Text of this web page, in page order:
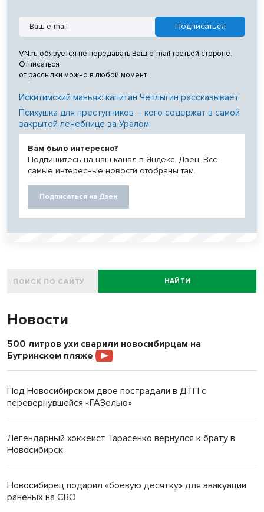
VN.ru обязуется не передавать Ваш e-mail третьей стороне.
Отписаться
от рассылки можно в любой момент
Искитимский маньяк: капитан Чеплыгин рассказывает
Психушка для преступников – кого содержат в самой
закрытой лечебнице за Уралом
Вам было интересно?
Подпишитесь на наш канал в Яндекс. Дзен. Все
самые интересные новости отобраны там.
Подписаться на Дзен
НАЙТИ
Новости
500 литров ухи сварили новосибирцам на
Бугринском пляже
Под Новосибирском двое пострадали в ДТП с
перевернувшейся «ГАЗелью»
Легендарный хоккеист Тарасенко вернулся к брату в
Новосибирск
Новосибирец подарил «боевую десятку» для эвакуации
раненых на СВО